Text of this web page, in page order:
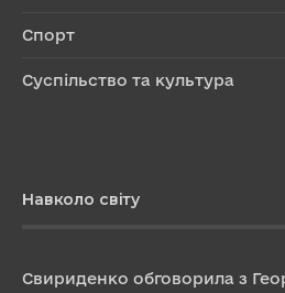
Спорт
Суспільство та культура
Навколо світу
Свириденко обговорила з